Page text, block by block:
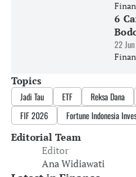
6
22
Topics
Jadi Tau ETF Reksa Dana
FIF 2026
Fortune Indonesia
Editorial Team
Editor
Ana Widiawati